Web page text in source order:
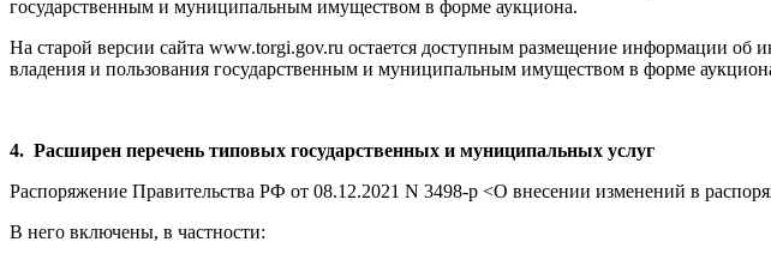
государственным и муниципальным имуществом в форме аукциона.
На старой версии сайта www.torgi.gov.ru остается доступным размещение информации об
владения и пользования государственным и муниципальным имуществом в форме
4. Расширен перечень типовых государственных и муниципальных услуг
Распоряжение Правительства РФ от 08.12.2021 N 3498-р <О внесении изменений в
В него включены, в частности: